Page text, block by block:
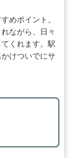
めポイント。
ながら、日々
くれます。駅
けついでにサ